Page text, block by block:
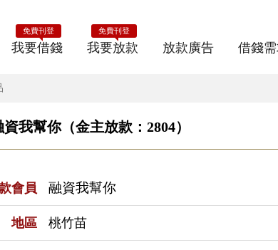
我要借錢
免費刊登
我要放款
免費刊登
放款廣告 借錢
我幫你（金主放款：2804）
會員 融資我幫你
地區 桃竹苗